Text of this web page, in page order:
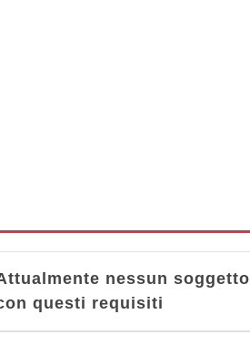
nessun soggetto
questi requisiti